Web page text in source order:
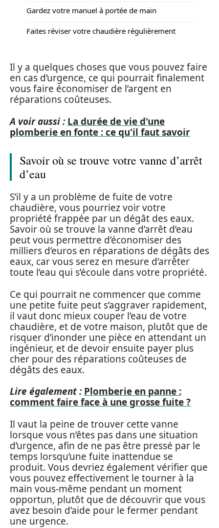
Gardez votre manuel à portée de main
Faites réviser votre chaudière régulièrement
Il y a quelques choses que vous pouvez faire
en cas d’urgence, ce qui pourrait finalement
vous faire économiser de l’argent en
réparations coûteuses.
A voir aussi : La durée de vie d'une
plomberie en fonte : ce qu'il faut savoir
Savoir où se trouve votre vanne d’arrêt
d’eau
S’il y a un problème de fuite de votre
chaudière, vous pourriez voir votre
propriété frappée par un dégât des eaux.
Savoir où se trouve la vanne d’arrêt d’eau
peut vous permettre d’économiser des
milliers d’euros en réparations de dégâts des
eaux, car vous serez en mesure d’arrêter
toute l’eau qui s’écoule dans votre propriété.
Ce qui pourrait ne commencer que comme
une petite fuite peut s’aggraver rapidement,
il vaut donc mieux couper l’eau de votre
chaudière, et de votre maison, plutôt que de
risquer d’inonder une pièce en attendant un
ingénieur, et de devoir ensuite payer plus
cher pour des réparations coûteuses de
dégâts des eaux.
Lire également : Plomberie en panne :
comment faire face à une grosse fuite ?
Il vaut la peine de trouver cette vanne
lorsque vous n’êtes pas dans une situation
d’urgence, afin de ne pas être pressé par le
temps lorsqu’une fuite inattendue se
produit. Vous devriez également vérifier que
vous pouvez effectivement le tourner à la
main vous-même pendant un moment
opportun, plutôt que de découvrir que vous
avez besoin d’aide pour le fermer pendant
une urgence.